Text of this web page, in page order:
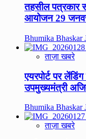
तहसील पत्रकार
आयोजन 29
Bhumika Bhaskar
ताज़ा खबरे
एयरपोर्ट पर
उपमुख्यमंत्री
Bhumika Bhaskar
ताज़ा खबरे